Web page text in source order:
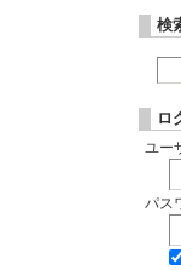
検
ロ
ユー
パス